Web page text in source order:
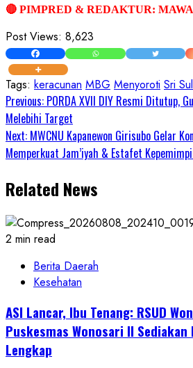
🔴 PIMPRED & REDAKTUR:
Post Views: 8,623
Tags: keracunan MBG Menyoroti Sri
Continue
Reading
Previous: PORDA XVII DIY Resmi Ditutup,
Melebihi Target
Next: MWCNU Kapanewon Girisubo Gelar
Memperkuat Jam’iyah & Estafet
Related News
2 min read
Berita Daerah
Kesehatan
ASI Lancar, Ibu Tenang: RSUD
Puskesmas Wonosari II Sediakan
Lengkap